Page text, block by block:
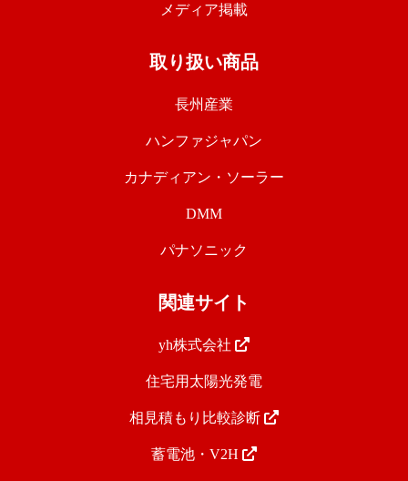
メディア掲載
取り扱い商品
長州産業
ハンファジャパン
カナディアン・ソーラー
DMM
パナソニック
関連サイト
yh株式会社
住宅用太陽光発電
相見積もり比較診断
蓄電池・V2H